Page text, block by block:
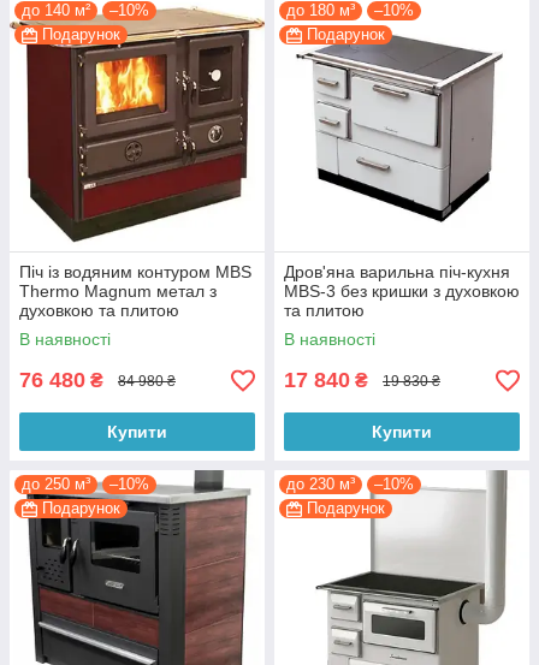
до 140 м²
–10%
Подарунок
Піч із водяним контуром MBS
Thermo Magnum метал з
духовкою та плитою
В наявності
76 480 ₴ 84 980 ₴
Купити
до 180 м³
–10%
Подарунок
Дров'яна варильна піч-кухня
MBS-3 без кришки з духовкою
та плитою
В наявності
17 840 ₴ 19 830 ₴
Купити
до 250 м³
–10%
Подарунок
до 230 м³
–10%
Подарунок